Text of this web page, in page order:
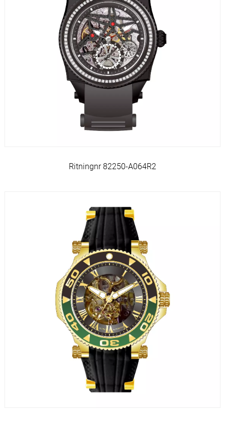
Ritningnr 82250-A064R2